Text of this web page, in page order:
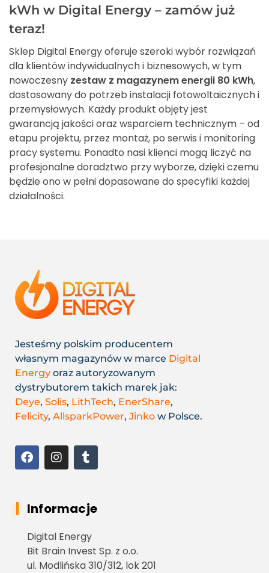
kWh w Digital Energy – zamów już
teraz!
Sklep Digital Energy oferuje szeroki wybór rozwiązań
dla klientów indywidualnych i biznesowych, w tym
nowoczesny zestaw z magazynem energii 80 kWh,
dostosowany do potrzeb instalacji fotowoltaicznych i
przemysłowych. Każdy produkt objęty jest
gwarancją jakości oraz wsparciem technicznym – od
etapu projektu, przez montaż, po serwis i monitoring
pracy systemu. Ponadto nasi klienci mogą liczyć na
profesjonalne doradztwo przy wyborze, dzięki czemu
będzie ono w pełni dopasowane do specyfiki każdej
działalności.
Jesteśmy polskim producentem
własnym magazynów w marce Digital
Energy oraz autoryzowanym
dystrybutorem takich marek jak:
Deye, Solis, LithTech, EnerShare,
Felicity, AllsparkPower, Jinko w Polsce.
Informacje
Digital Energy
Bit Brain Invest Sp. z o.o.
ul. Modlińska 310/312, lok 201